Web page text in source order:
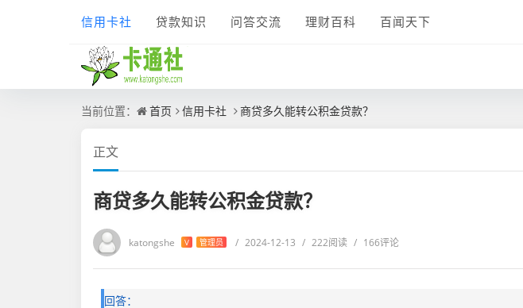
信用卡社 贷款知识 问答交流 理财百科 百闻天下
当前位置： 首页 信用卡社 商贷多久能转公积金贷款？
正文
商贷多久能转公积金贷款？
katongshe V 管理员 / 2024-12-13 / 222阅读 / 166评论
回答：